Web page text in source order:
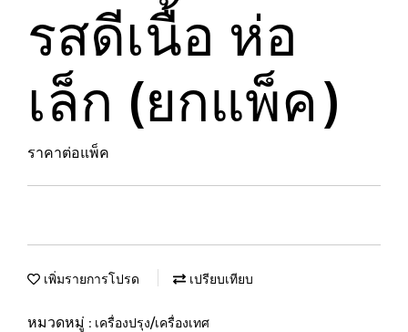
รสดีเนื้อ ห่อ
เล็ก (ยกแพ็ค)
ราคาต่อแพ็ค
เพิ่มรายการโปรด เปรียบเทียบ
หมวดหมู่ : เครื่องปรุง/เครื่องเทศ